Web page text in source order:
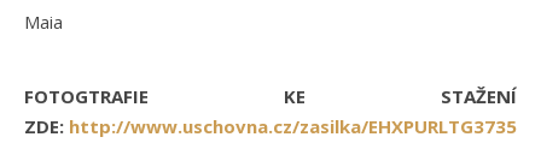
Maia
FOTOGTRAFIE KE STAŽENÍ
ZDE: http://www.uschovna.cz/zasilka/